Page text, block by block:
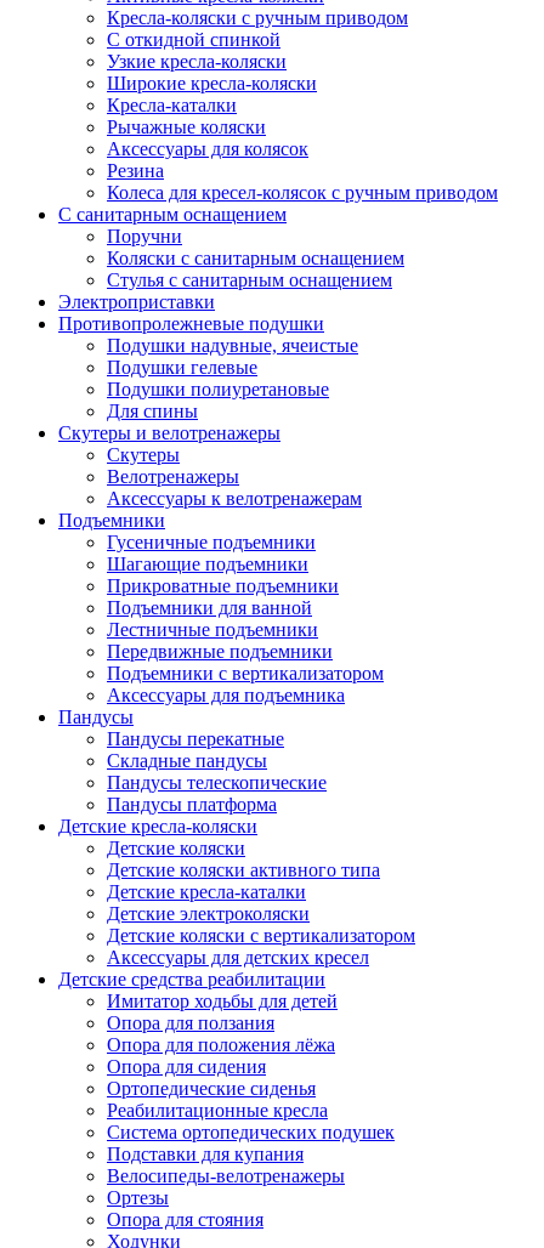
Кресла-коляски с ручным приводом
С откидной спинкой
Узкие кресла-коляски
Широкие кресла-коляски
Кресла-каталки
Рычажные коляски
Аксессуары для колясок
Резина
Колеса для кресел-колясок с ручным приводом
С санитарным оснащением
Поручни
Коляски с санитарным оснащением
Стулья с санитарным оснащением
Электроприставки
Противопролежневые подушки
Подушки надувные, ячеистые
Подушки гелевые
Подушки полиуретановые
Для спины
Скутеры и велотренажеры
Скутеры
Велотренажеры
Аксессуары к велотренажерам
Подъемники
Гусеничные подъемники
Шагающие подъемники
Прикроватные подъемники
Подъемники для ванной
Лестничные подъемники
Передвижные подъемники
Подъемники с вертикализатором
Аксессуары для подъемника
Пандусы
Пандусы перекатные
Складные пандусы
Пандусы телескопические
Пандусы платформа
Детские кресла-коляски
Детские коляски
Детские коляски активного типа
Детские кресла-каталки
Детские электроколяски
Детские коляски с вертикализатором
Аксессуары для детских кресел
Детские средства реабилитации
Имитатор ходьбы для детей
Опора для ползания
Опора для положения лёжа
Опора для сидения
Ортопедические сиденья
Реабилитационные кресла
Система ортопедических подушек
Подставки для купания
Велосипеды-велотренажеры
Ортезы
Опора для стояния
Ходунки